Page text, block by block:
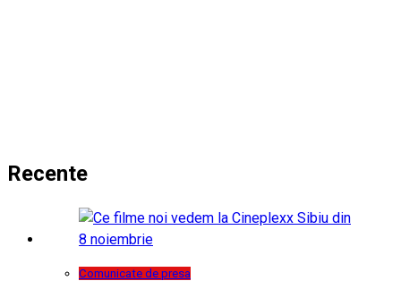
Recente
Comunicate de presa